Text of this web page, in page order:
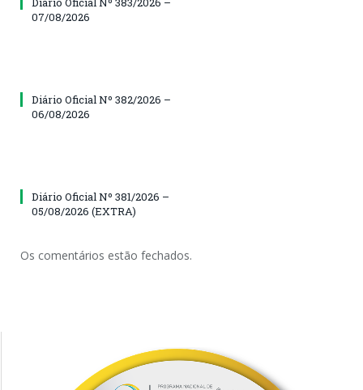
07/08/2026
Diário Oficial Nº 382/2026 –
06/08/2026
Diário Oficial Nº 381/2026 –
05/08/2026 (EXTRA)
Os comentários estão fechados.